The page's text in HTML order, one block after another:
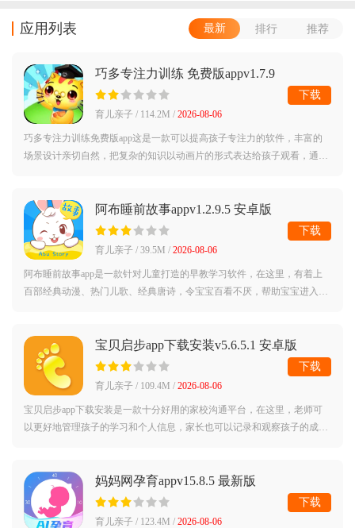
应用列表 最新 排行 推荐
巧多专注力训练 免费版appv1.7.9
育儿亲子 / 114.2M / 2026-08-06
巧多专注力训练免费版app这是一款可以提高孩子专注力的软件，丰富的
场景设计亲切自然，把复杂的知识以动画片的形式表达给孩子观看，通过
下载
阿布睡前故事appv1.2.9.5 安卓版
育儿亲子 / 39.5M / 2026-08-06
阿布睡前故事app是一款针对儿童打造的早教学习软件，在这里，有着上
百部经典动漫、热门儿歌、经典唐诗，令宝宝百看不厌，帮助宝宝进入睡
下载
宝贝启步app下载安装v5.6.5.1 安卓版
育儿亲子 / 109.4M / 2026-08-06
宝贝启步app下载安装是一款十分好用的家校沟通平台，在这里，老师可
以更好地管理孩子的学习和个人信息，家长也可以记录和观察孩子的成
下载
妈妈网孕育appv15.8.5 最新版
育儿亲子 / 123.4M / 2026-08-06
下载